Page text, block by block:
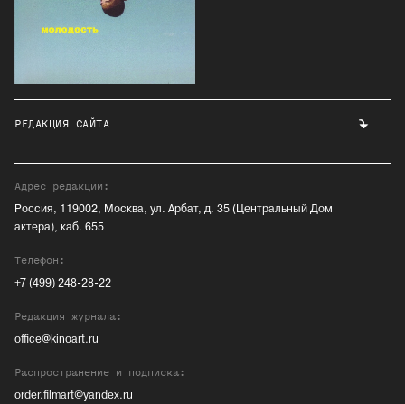
РЕДАКЦИЯ САЙТА
Адрес редакции:
Россия, 119002, Москва, ул. Арбат, д. 35 (Центральный Дом
актера), каб. 655
Телефон:
+7 (499) 248-28-22
Редакция журнала:
office@kinoart.ru
Распространение и подписка:
order.filmart@yandex.ru